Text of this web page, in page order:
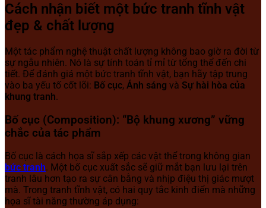
Cách nhận biết một bức tranh tĩnh vật
đẹp & chất lượng
Một tác phẩm nghệ thuật chất lượng không bao giờ ra đời từ
sự ngẫu nhiên. Nó là sự tính toán tỉ mỉ từ tổng thể đến chi
tiết. Để đánh giá một bức tranh tĩnh vật, bạn hãy tập trung
vào ba yếu tố cốt lõi: Bố cục, Ánh sáng và Sự hài hòa của
khung tranh.
Bố cục (Composition): “Bộ khung xương” vững
chắc của tác phẩm
Bố cục là cách họa sĩ sắp xếp các vật thể trong không gian
bức tranh. Một bố cục xuất sắc sẽ giữ mắt bạn lưu lại trên
tranh lâu hơn tạo ra sự cân bằng và nhịp điệu thị giác mượt
mà. Trong tranh tĩnh vật, có hai quy tắc kinh điển mà những
họa sĩ tài năng thường áp dụng: